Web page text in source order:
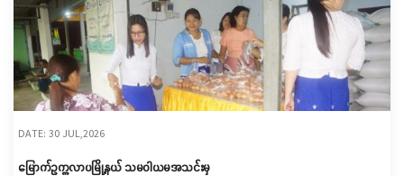
DATE: 30 JUL,2026
မြောက်ဥက္ကလာပမြို့နယ် သမဝါယမအသင်းမှ